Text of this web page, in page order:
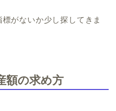
がないか少し探してきま
額の求め方